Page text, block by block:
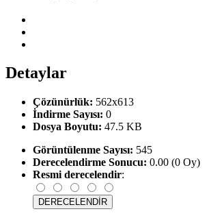
Detaylar
Çözünürlük: 562x613
İndirme Sayısı: 0
Dosya Boyutu: 47.5 KB
Görüntülenme Sayısı: 545
Derecelendirme Sonucu: 0.00 (0 Oy)
Resmi derecelendir: